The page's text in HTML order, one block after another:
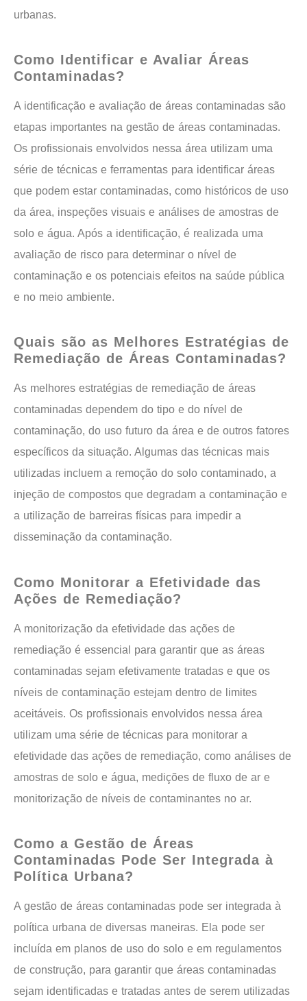
urbanas.
Como Identificar e Avaliar Áreas
Contaminadas?
A identificação e avaliação de áreas contaminadas são
etapas importantes na gestão de áreas contaminadas.
Os profissionais envolvidos nessa área utilizam uma
série de técnicas e ferramentas para identificar áreas
que podem estar contaminadas, como históricos de uso
da área, inspeções visuais e análises de amostras de
solo e água. Após a identificação, é realizada uma
avaliação de risco para determinar o nível de
contaminação e os potenciais efeitos na saúde pública
e no meio ambiente.
Quais são as Melhores Estratégias de
Remediação de Áreas Contaminadas?
As melhores estratégias de remediação de áreas
contaminadas dependem do tipo e do nível de
contaminação, do uso futuro da área e de outros fatores
específicos da situação. Algumas das técnicas mais
utilizadas incluem a remoção do solo contaminado, a
injeção de compostos que degradam a contaminação e
a utilização de barreiras físicas para impedir a
disseminação da contaminação.
Como Monitorar a Efetividade das
Ações de Remediação?
A monitorização da efetividade das ações de
remediação é essencial para garantir que as áreas
contaminadas sejam efetivamente tratadas e que os
níveis de contaminação estejam dentro de limites
aceitáveis. Os profissionais envolvidos nessa área
utilizam uma série de técnicas para monitorar a
efetividade das ações de remediação, como análises de
amostras de solo e água, medições de fluxo de ar e
monitorização de níveis de contaminantes no ar.
Como a Gestão de Áreas
Contaminadas Pode Ser Integrada à
Política Urbana?
A gestão de áreas contaminadas pode ser integrada à
política urbana de diversas maneiras. Ela pode ser
incluída em planos de uso do solo e em regulamentos
de construção, para garantir que áreas contaminadas
sejam identificadas e tratadas antes de serem utilizadas